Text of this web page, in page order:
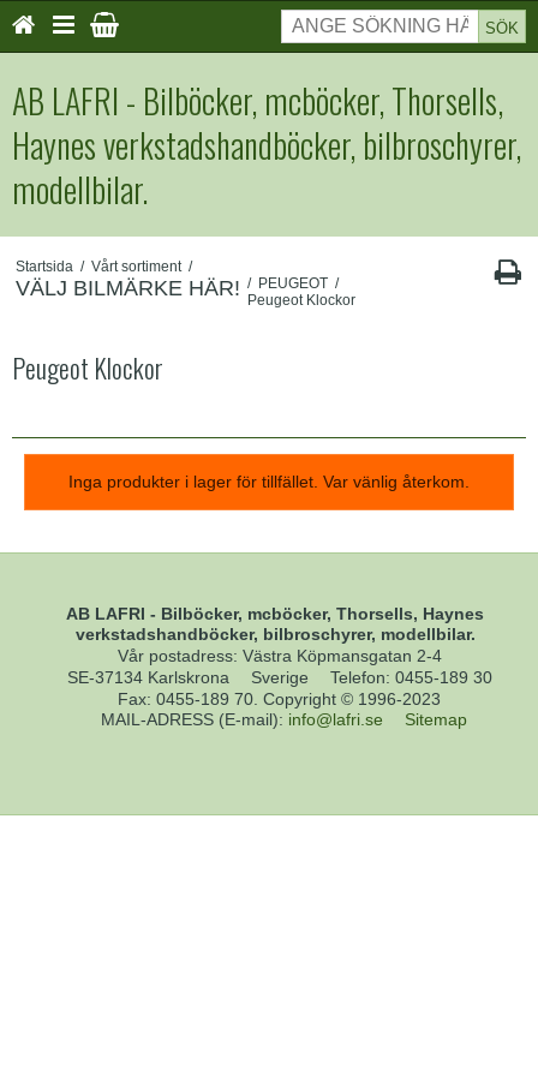
SÖK
AB LAFRI - Bilböcker, mcböcker, Thorsells,
Haynes verkstadshandböcker, bilbroschyrer,
modellbilar.
Startsida / Vårt sortiment /
VÄLJ BILMÄRKE HÄR! / PEUGEOT /
Peugeot Klockor
Peugeot Klockor
Inga produkter i lager för tillfället. Var vänlig återkom.
AB LAFRI - Bilböcker, mcböcker, Thorsells, Haynes
verkstadshandböcker, bilbroschyrer, modellbilar.
Vår postadress: Västra Köpmansgatan 2-4
SE-37134 Karlskrona
Sverige Telefon: 0455-189 30
Fax: 0455-189 70. Copyright © 1996-2023
MAIL-ADRESS (E-mail): info@lafri.se Sitemap